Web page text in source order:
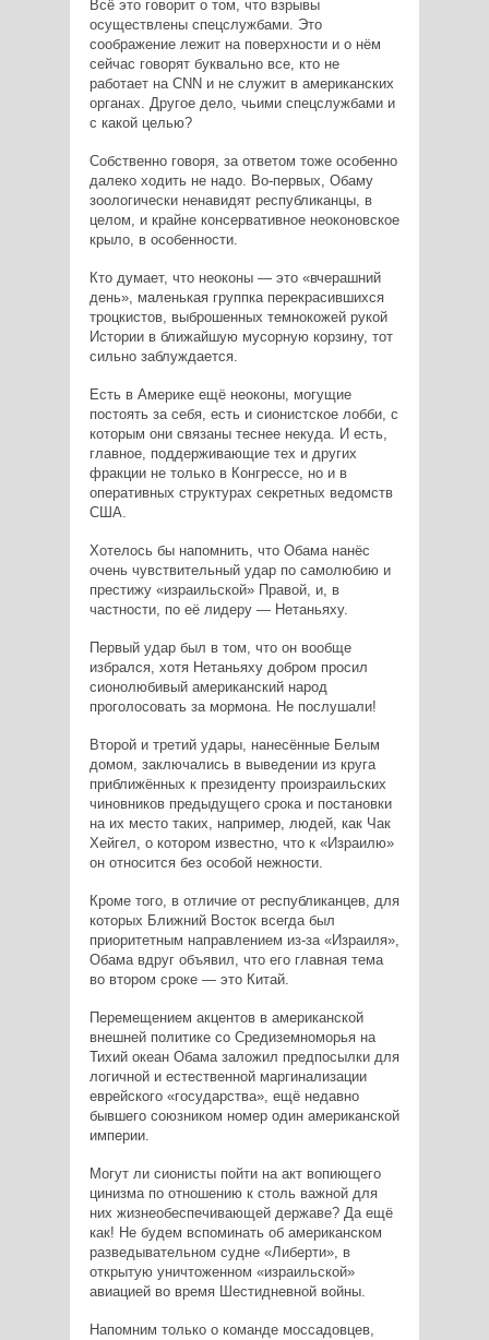
Всё это говорит о том, что взрывы
осуществлены спецслужбами. Это
соображение лежит на поверхности и о нём
сейчас говорят буквально все, кто не
работает на CNN и не служит в американских
органах. Другое дело, чьими спецслужбами и
с какой целью?
Собственно говоря, за ответом тоже особенно
далеко ходить не надо. Во-первых, Обаму
зоологически ненавидят республиканцы, в
целом, и крайне консервативное неоконовское
крыло, в особенности.
Кто думает, что неоконы — это «вчерашний
день», маленькая группка перекрасившихся
троцкистов, выброшенных темнокожей рукой
Истории в ближайшую мусорную корзину, тот
сильно заблуждается.
Есть в Америке ещё неоконы, могущие
постоять за себя, есть и сионистское лобби, с
которым они связаны теснее некуда. И есть,
главное, поддерживающие тех и других
фракции не только в Конгрессе, но и в
оперативных структурах секретных ведомств
США.
Хотелось бы напомнить, что Обама нанёс
очень чувствительный удар по самолюбию и
престижу «израильской» Правой, и, в
частности, по её лидеру — Нетаньяху.
Первый удар был в том, что он вообще
избрался, хотя Нетаньяху добром просил
сионолюбивый американский народ
проголосовать за мормона. Не послушали!
Второй и третий удары, нанесённые Белым
домом, заключались в выведении из круга
приближённых к президенту произраильских
чиновников предыдущего срока и постановки
на их место таких, например, людей, как Чак
Хейгел, о котором известно, что к «Израилю»
он относится без особой нежности.
Кроме того, в отличие от республиканцев, для
которых Ближний Восток всегда был
приоритетным направлением из-за «Израиля»,
Обама вдруг объявил, что его главная тема
во втором сроке — это Китай.
Перемещением акцентов в американской
внешней политике со Средиземноморья на
Тихий океан Обама заложил предпосылки для
логичной и естественной маргинализации
еврейского «государства», ещё недавно
бывшего союзником номер один американской
империи.
Могут ли сионисты пойти на акт вопиющего
цинизма по отношению к столь важной для
них жизнеобеспечивающей державе? Да ещё
как! Не будем вспоминать об американском
разведывательном судне «Либерти», в
открытую уничтоженном «израильской»
авиацией во время Шестидневной войны.
Напомним только о команде моссадовцев,